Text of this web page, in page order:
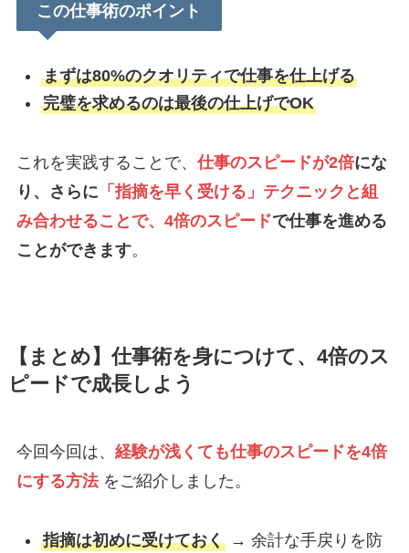
この仕事術のポイント
まずは80%のクオリティで仕事を仕上げる
完璧を求めるのは最後の仕上げでOK
これを実践することで、 仕事のスピードが2倍にな
り、さらに 「指摘を早く受ける」テクニックと組
み合わせることで、4倍のスピードで仕事を進める
ことができます。
【まとめ】仕事術を身につけて、4倍のス
ピードで成長しよう
今回今回は、 経験が浅くても仕事のスピードを4倍
にする方法をご紹介しました。
指摘は初めに受けておく→ 余計な手戻りを防